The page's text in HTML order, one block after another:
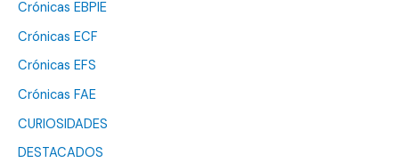
Crónicas EBPIE
Crónicas ECF
Crónicas EFS
Crónicas FAE
CURIOSIDADES
DESTACADOS